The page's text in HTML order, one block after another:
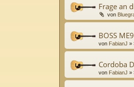
Frage an
von
BOSS
von FabianJ »
Cordoba
von FabianJ »